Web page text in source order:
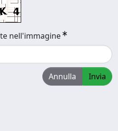
nell'immagine
Annulla Invia